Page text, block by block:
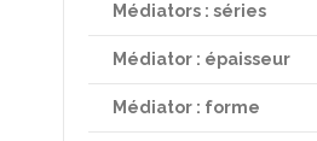
Médiators : séries
Médiator : épaisseur
Médiator : forme